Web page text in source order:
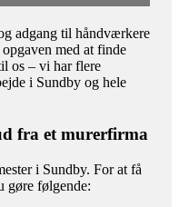
adgang til håndværkere
med at finde
os – vi har flere
i Sundby og hele
fra et murerfirma
i Sundby. For at få
gøre følgende: